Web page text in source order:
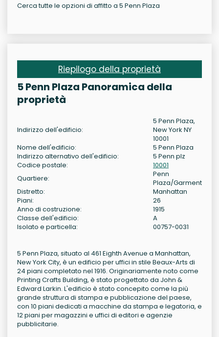
Cerca tutte le opzioni di affitto a 5 Penn Plaza
Riepilogo della proprietà
5 Penn Plaza Panoramica della
proprietà
Indirizzo dell'edificio:
5 Penn Plaza,
New York NY
10001
Nome dell'edificio:
5 Penn Plaza
Indirizzo alternativo dell'edificio:
5 Penn plz
Codice postale:
10001
Quartiere:
Penn
Plaza/Garment
Distretto:
Manhattan
Piani:
26
Anno di costruzione:
1915
Classe dell'edificio:
A
Isolato e particella:
00757-0031
5 Penn Plaza, situato al 461 Eighth Avenue a Manhattan,
New York City, è un edificio per uffici in stile Beaux-Arts di
24 piani completato nel 1916. Originariamente noto come
Printing Crafts Building, è stato progettato da John &
Edward Larkin. L'edificio è stato concepito come la più
grande struttura di stampa e pubblicazione del paese,
con 10 piani dedicati a macchine da stampa e legatoria, e
12 piani per magazzini e uffici di editori e agenzie
pubblicitarie.